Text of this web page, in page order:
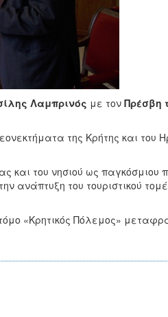
Λαμπρινός με τον Πρέσβη
της Κρήτης και του
του νησιού ως παγκόσμιου
ανάπτυξη του τουριστικού
«Κρητικός Πόλεμος»